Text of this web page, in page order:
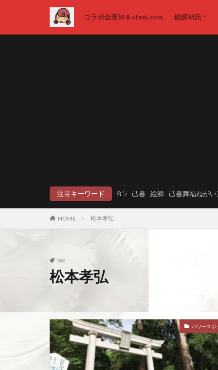
コラボ企画Ｍ＆y.feel.com 絵師Ｍ氏
絵画販売
注目キーワード Ｂ’z 己書 絵師 己書舞福ねが
HOME 松本孝弘
TAG
松本孝弘
パワースポ